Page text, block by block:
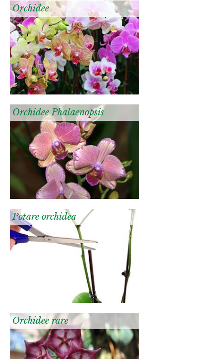
Orchidee
Orchidee Phalaenopsis
Potare orchidea
Orchidee rare